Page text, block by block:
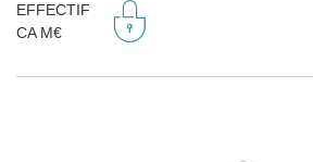
EFFECTIF
CA M€